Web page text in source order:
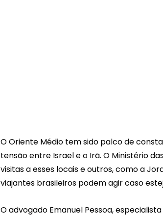
O Oriente Médio tem sido palco de
tensão entre Israel e o Irã. O Ministério
visitas a esses locais e outros, como a
viajantes brasileiros podem agir caso
O advogado Emanuel Pessoa,